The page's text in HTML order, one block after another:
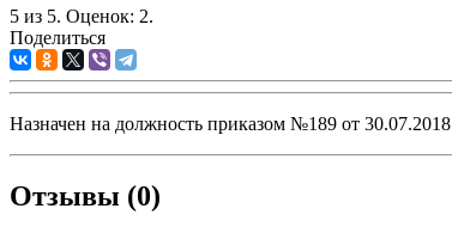
5 из 5. Оценок: 2.
Поделиться
Назначен на должность приказом №189 от
Отзывы (0)